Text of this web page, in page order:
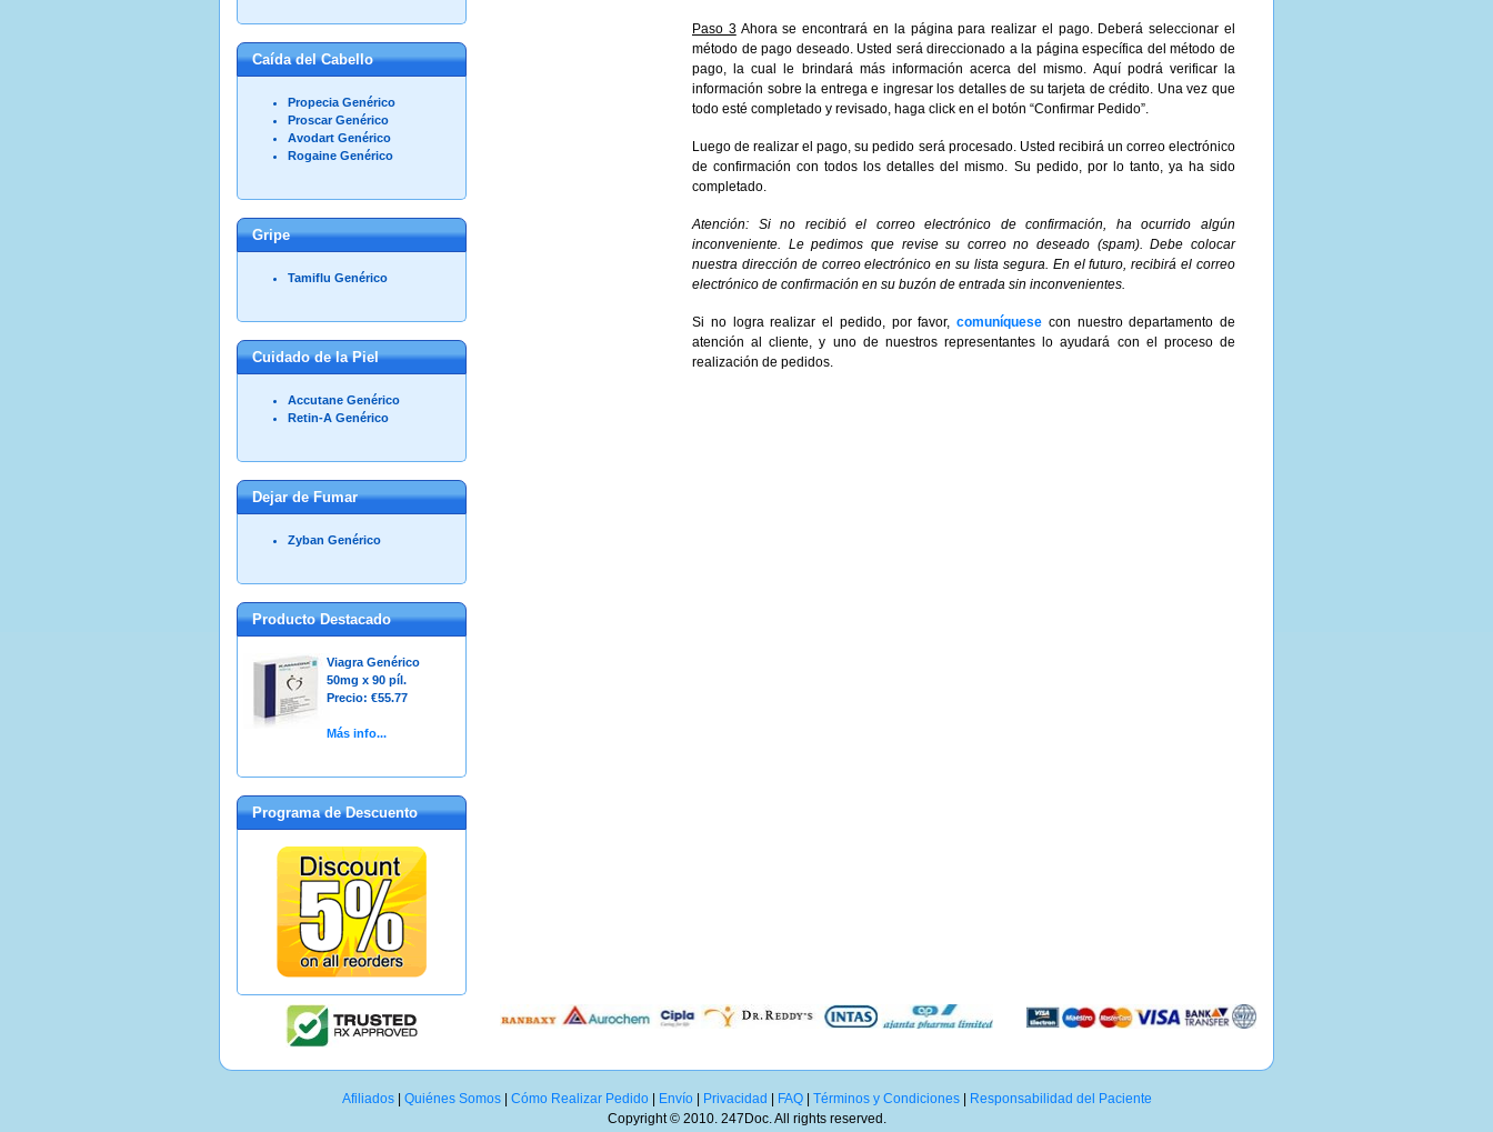
Caída del Cabello
Propecia Genérico
Proscar Genérico
Avodart Genérico
Rogaine Genérico
Gripe
Tamiflu Genérico
Cuidado de la Piel
Accutane Genérico
Retin-A Genérico
Dejar de Fumar
Zyban Genérico
Producto Destacado
Viagra Genérico
50mg x 90 píl.
Precio: €55.77
Más info...
Programa de Descuento
Paso 3Ahora se encontrará en la página para realizar el pago. Deberá seleccionar el
método de pago deseado. Usted será direccionado a la página específica del método de
pago, la cual le brindará más información acerca del mismo. Aquí podrá verificar la
información sobre la entrega e ingresar los detalles de su tarjeta de crédito. Una vez que
todo esté completado y revisado, haga click en el botón “Confirmar Pedido”.
Luego de realizar el pago, su pedido será procesado. Usted recibirá un correo electrónico
de confirmación con todos los detalles del mismo. Su pedido, por lo tanto, ya ha sido
completado.
Atención: Si no recibió el correo electrónico de confirmación, ha ocurrido algún
inconveniente. Le pedimos que revise su correo no deseado (spam). Debe colocar
nuestra dirección de correo electrónico en su lista segura. En el futuro, recibirá el correo
electrónico de confirmación en su buzón de entrada sin inconvenientes.
Si no logra realizar el pedido, por favor, comuníquese con nuestro departamento de
atención al cliente, y uno de nuestros representantes lo ayudará con el proceso de
realización de pedidos.
Afiliados| Quiénes Somos| Cómo Realizar Pedido| Envío| Privacidad FAQ| Términos y Condiciones|
Responsabilidad del Paciente
Copyright © 2010. 247Doc. All rights reserved.